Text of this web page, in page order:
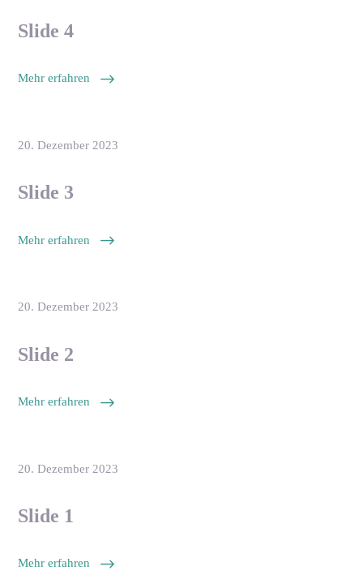
Slide 4
Mehr erfahren
20. Dezember 2023
Slide 3
Mehr erfahren
20. Dezember 2023
Slide 2
Mehr erfahren
20. Dezember 2023
Slide 1
Mehr erfahren